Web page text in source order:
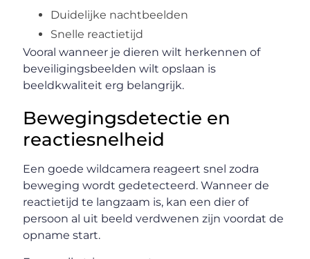
Duidelijke nachtbeelden
Snelle reactietijd
Vooral wanneer je dieren wilt herkennen of
beveiligingsbeelden wilt opslaan is
beeldkwaliteit erg belangrijk.
Bewegingsdetectie en
reactiesnelheid
Een goede wildcamera reageert snel zodra
beweging wordt gedetecteerd. Wanneer de
reactietijd te langzaam is, kan een dier of
persoon al uit beeld verdwenen zijn voordat de
opname start.